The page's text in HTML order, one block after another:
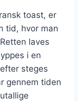
toast, er
tid, hvor man
laves
i en
steges
gennem tiden